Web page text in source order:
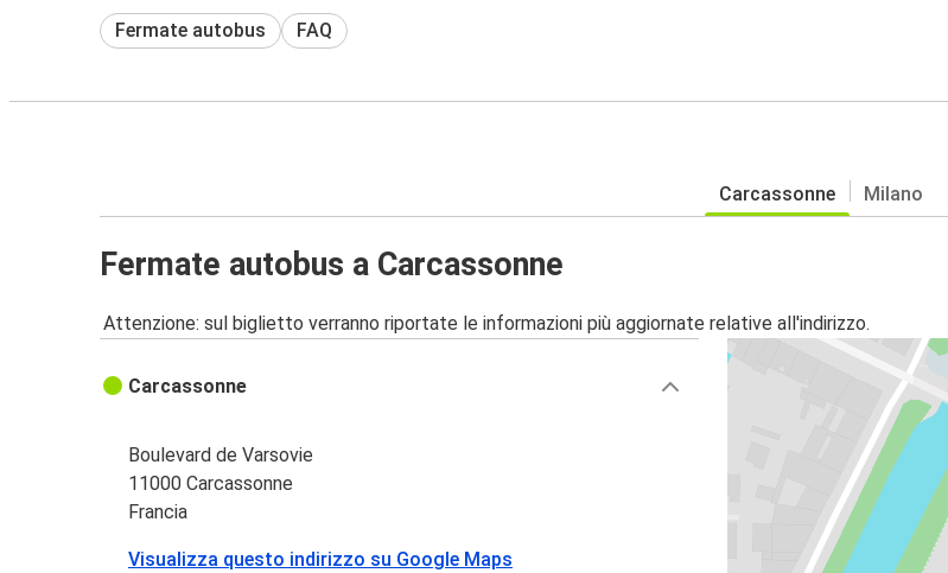
Fermate autobus FAQ
Carcassonne Milano
Fermate autobus a Carcassonne
Attenzione: sul biglietto verranno riportate le informazioni più aggiornate relative all'indirizzo.
Carcassonne
Boulevard de Varsovie
11000 Carcassonne
Francia
Visualizza questo indirizzo su Google Maps